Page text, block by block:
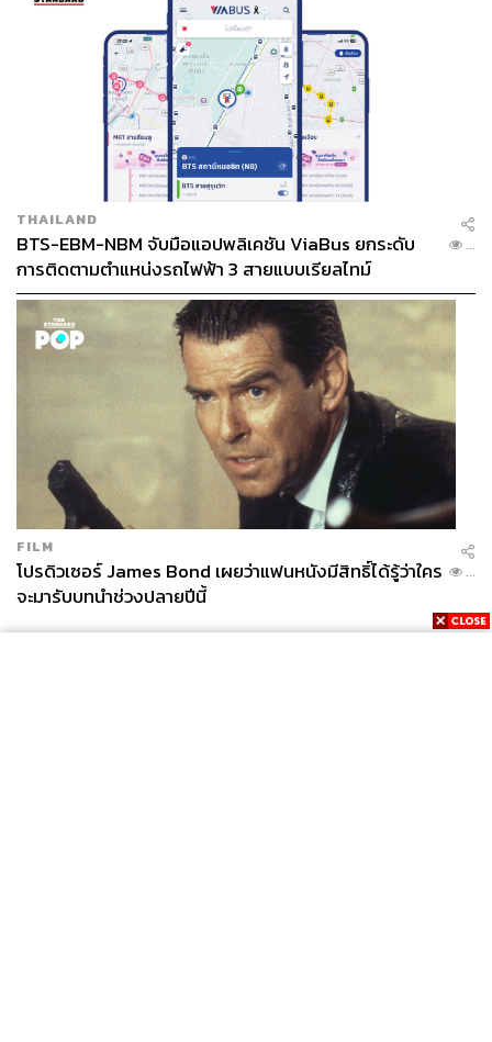
THAILAND
BTS-EBM-NBM จับมือแอปพลิเคชัน ViaBus ยกระดับ
การติดตามตำแหน่งรถไฟฟ้า 3 สายแบบเรียลไทม์
...
FILM
โปรดิวเซอร์ James Bond เผยว่าแฟนหนังมีสิทธิ์ได้รู้ว่าใคร
จะมารับบทนำช่วงปลายปีนี้
...